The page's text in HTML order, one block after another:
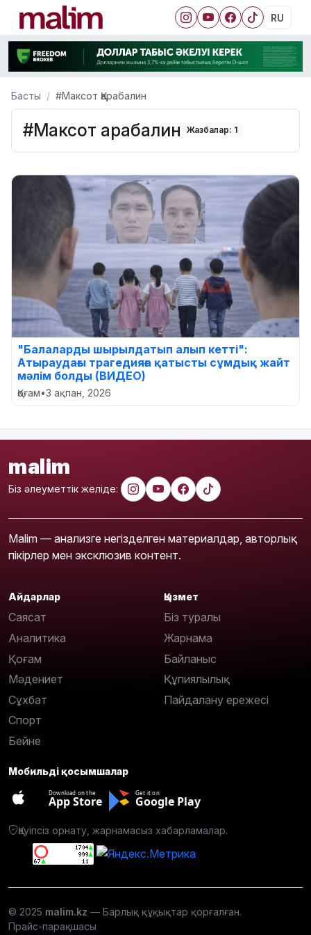
RU
Басты #Максот Қарабалин
#Максот Қарабалин Жазбалар: 1
"Балаларды шырылдатып алып кетті":
Атыраудағы трагедияға қатысты сұмдық жайт
мәлім болды (ВИДЕО)
Қоғам•3 ақпан, 2026
malim
Біз әлеуметтік желіде:
Malim — анализге негізделген материалдар, авторлық
пікірлер мен эксклюзив контент.
Айдарлар
Саясат
Аналитика
Қоғам
Мәдениет
Сұхбат
Спорт
Бейне
Қызмет
Біз туралы
Жарнама
Байланыс
Құпиялылық
Пайдалану ережесі
Мобильді қосымшалар
Download on the
App Store
Get it on
Google Play
Қауіпсіз орнату, жарнамасыз хабарламалар.
© 2025 malim.kz — Барлық құқықтар қорғалған.
Прайс-парақшасы